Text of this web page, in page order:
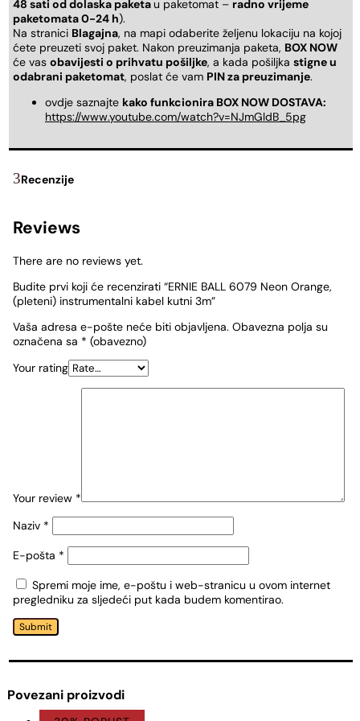
48 sati od dolaska paketau paketomat – radno vrijeme
paketomata 0-24 h).
Na stranici Blagajna, na mapi odaberite željenu lokaciju na kojoj
ćete preuzeti svoj paket. Nakon preuzimanja paketa, BOX NOW
će vas obavijesti o prihvatu pošiljke, a kada pošiljka stigne u
odabrani paketomat, poslat će vam PIN za preuzimanje.
ovdje saznajte kako funkcionira BOX NOW DOSTAVA:
https://www.youtube.com/watch?v=NJmGldB_5pg
Recenzije
Reviews
There are no reviews yet.
Budite prvi koji će recenzirati “ERNIE BALL 6079 Neon Orange,
(pleteni) instrumentalni kabel kutni 3m”
Vaša adresa e-pošte neće biti objavljena. Obavezna polja su
označena sa * (obavezno)
Your rating
Your review *
Naziv *
E-pošta *
Spremi moje ime, e-poštu i web-stranicu u ovom internet
pregledniku za sljedeći put kada budem komentirao.
Submit
Povezani proizvodi